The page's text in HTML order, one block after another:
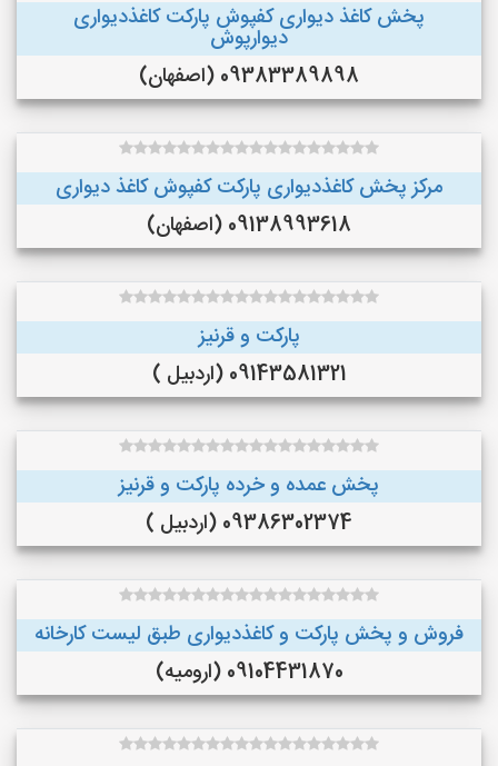
پخش کاغذ دیواری کفپوش پارکت کاغذدیواری
دیوارپوش
09383389898 (اصفهان)
مرکز پخش کاغذدیواری پارکت کفپوش کاغذ دیواری
09138993618 (اصفهان)
پارکت و قرنیز
09143581321 (اردبیل )
پخش عمده و خرده پارکت و قرنیز
09386302374 (اردبیل )
فروش و پخش پارکت و کاغذدیواری طبق لیست کارخانه
09104431870 (ارومیه)